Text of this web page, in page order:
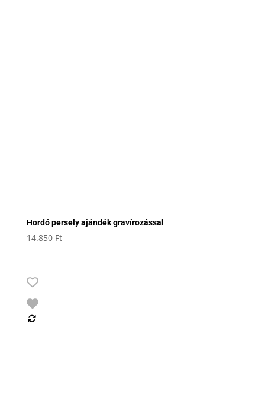
Hordó persely ajándék gravírozással
14.850 Ft